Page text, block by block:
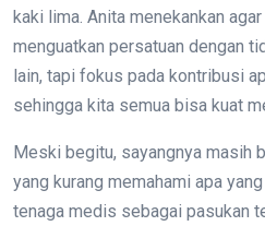
kaki lima. Anita menekankan
menguatkan persatuan dengan
lain, tapi fokus pada kontribusi
sehingga kita semua bisa kuat
Meski begitu, sayangnya masih
yang kurang memahami apa
tenaga medis sebagai pasukan